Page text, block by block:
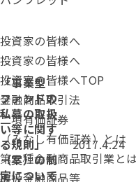
投資家の皆様へ
投資家の皆様へ
投資家の皆様へTOP
金融商品取引法
二項有価証券
（みなし有価証券）とは
第二種金融商品取引業とは
取扱金融商品等
「事業型
ファンドの
私募の取扱
い等に関す
る規則」
（案）の制
定について
投稿日：
2017.4.24